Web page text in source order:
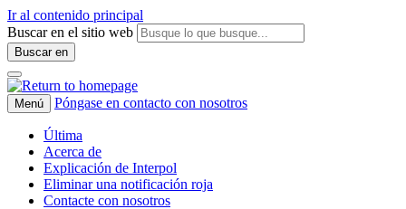
Ir al contenido principal
Buscar en el sitio web
Buscar en
Menú Póngase en contacto con nosotros
Última
Acerca de
Explicación de Interpol
Eliminar una notificación roja
Contacte con nosotros